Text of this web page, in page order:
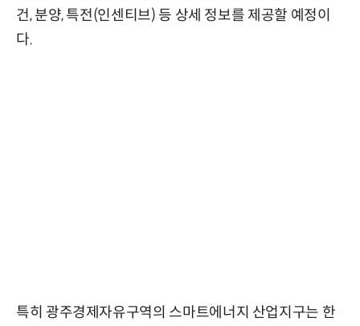
건, 분양, 특전(인센티브) 등 상세 정보를 제공할 예정이
다.
특히 광주경제자유구역의 스마트에너지 산업지구는 한